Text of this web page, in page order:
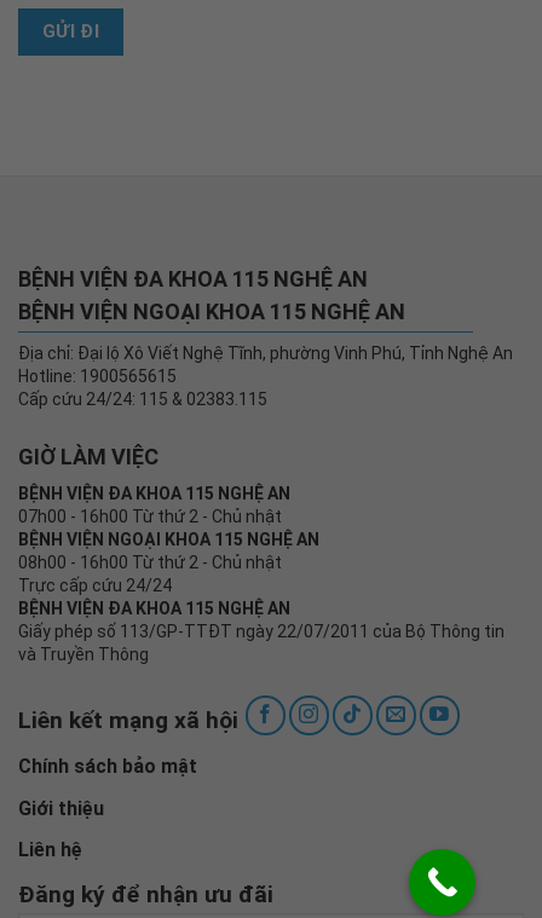
BỆNH VIỆN ĐA KHOA 115 NGHỆ AN
BỆNH VIỆN NGOẠI KHOA 115 NGHỆ AN
Địa chỉ: Đại lộ Xô Viết Nghệ Tĩnh, phường Vinh Phú, Tỉnh Nghệ An
Hotline: 1900565615
Cấp cứu 24/24: 115 & 02383.115
GIỜ LÀM VIỆC
BỆNH VIỆN ĐA KHOA 115 NGHỆ AN
07h00 - 16h00 Từ thứ 2 - Chủ nhật
BỆNH VIỆN NGOẠI KHOA 115 NGHỆ AN
08h00 - 16h00 Từ thứ 2 - Chủ nhật
Trực cấp cứu 24/24
BỆNH VIỆN ĐA KHOA 115 NGHỆ AN
Giấy phép số 113/GP-TTĐT ngày 22/07/2011 của Bộ Thông tin
và Truyền Thông
Liên kết mạng xã hội
Chính sách bảo mật
Giới thiệu
Liên hệ
Đăng ký để nhận ưu đãi